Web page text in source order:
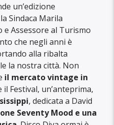
un’edizione
Sindaca Marila
e Assessore al Turismo
che negli anni è
alla ribalta
la nostra città. Non
il mercato vintage in
Festival, un’anteprima,
, dedicata a David
Seventy Mood e una